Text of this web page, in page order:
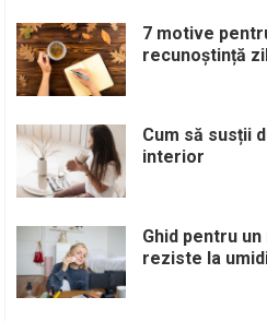
7 motive
recunoștință
Cum să susții
interior
Ghid pentru
reziste la